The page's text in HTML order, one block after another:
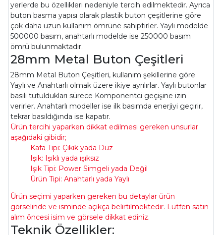
yerlerde bu özellikleri nedeniyle tercih edilmektedir. Ayrıca
buton basma yapısı olarak plastik buton çeşitlerine göre
çok daha uzun kullanım ömrüne sahiptirler. Yaylı modelde
500000 basım, anahtarlı modelde ise 250000 basım
ömrü bulunmaktadır.
28mm Metal Buton Çeşitleri
28mm Metal Buton Çeşitleri, kullanım şekillerine göre
Yaylı ve Anahtarlı olmak üzere ikiye ayrılırlar. Yaylı butonlar
basılı tutuldukları sürece Komponentci geçişine izin
verirler. Anahtarlı modeller ise ilk basımda enerjiyi geçirir,
tekrar basıldığında ise kapatır.
Ürün tercihi yaparken dikkat edilmesi gereken unsurlar
aşağıdaki gibidir;
Kafa Tipi: Çıkık yada Düz
Işık: Işıklı yada ışıksız
Işık Tipi: Power Simgeli yada Değil
Ürün Tipi: Anahtarlı yada Yaylı
Ürün seçimi yaparken gereken bu detaylar ürün
görselinde ve isminde açıkça belirtilmektedir. Lütfen satın
alım öncesi isim ve görsele dikkat ediniz.
Teknik Özellikler: